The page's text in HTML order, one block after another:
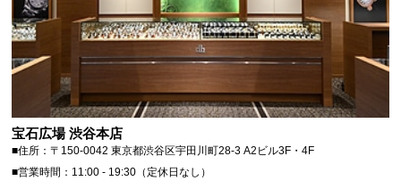
宝石広場 渋谷本店
■住所：〒150-0042 東京都渋谷区宇田川町28-3 A2ビル3F・4F
■営業時間：11:00 - 19:30（定休日なし）